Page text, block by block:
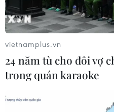
ẩm thực Việt Nam tại
06/07/2026 23:42
Bánh bèo Huế - chén
mang đậm hương vị cố đô
06/07/2026 08:03
vietnamplus.vn
24 năm tù cho đôi vợ
trong quán karaoke